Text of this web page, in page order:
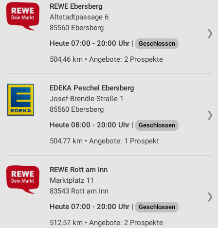
❯
REWE Ebersberg
Altstadtpassage 6
85560 Ebersberg
Heute 07:00 - 20:00 Uhr |
Geschlossen
504,46 km • Angebote: 2 Prospekte
❯
EDEKA Peschel Ebersberg
Josef-Brendle-Straße 1
85560 Ebersberg
Heute 08:00 - 20:00 Uhr |
Geschlossen
504,77 km • Angebote: 1 Prospekt
❯
REWE Rott am Inn
Marktplatz 11
83543 Rott am Inn
Heute 07:00 - 20:00 Uhr |
Geschlossen
512,57 km • Angebote: 2 Prospekte